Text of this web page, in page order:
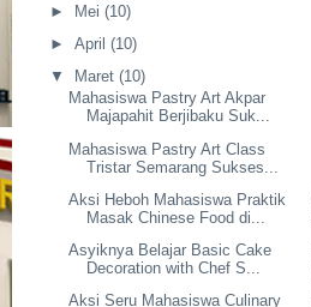
► Mei (10)
► April (10)
▼
Maret (10)
Mahasiswa Pastry Art Akpar
Majapahit Berjibaku Suk...
Mahasiswa Pastry Art Class
Tristar Semarang Sukses...
Aksi Heboh Mahasiswa Praktik
Masak Chinese Food di...
Asyiknya Belajar Basic Cake
Decoration with Chef S...
Aksi Seru Mahasiswa Culinary